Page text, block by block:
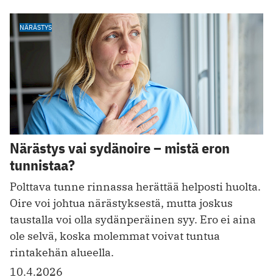
NÄRÄSTYS
Närästys vai sydänoire – mistä eron
tunnistaa?
Polttava tunne rinnassa herättää helposti huolta.
Oire voi johtua närästyksestä, mutta joskus
taustalla voi olla sydänperäinen syy. Ero ei aina
ole selvä, koska molemmat voivat tuntua
rintakehän alueella.
10.4.2026